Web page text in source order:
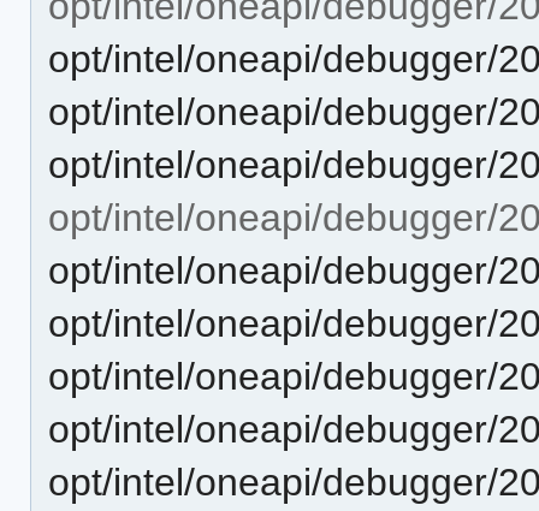
opt/intel/oneapi/debugger/
opt/intel/oneapi/debugger/
opt/intel/oneapi/debugger/
opt/intel/oneapi/debugger/
opt/intel/oneapi/debugger/
opt/intel/oneapi/debugger/
opt/intel/oneapi/debugger/
opt/intel/oneapi/debugger/
opt/intel/oneapi/debugger/